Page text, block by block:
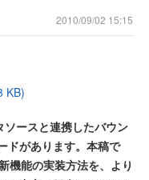
2010/09/02 15:15
KB)
ースと連携したバウン
ドがあります。本稿で
機能の実装方法を、より